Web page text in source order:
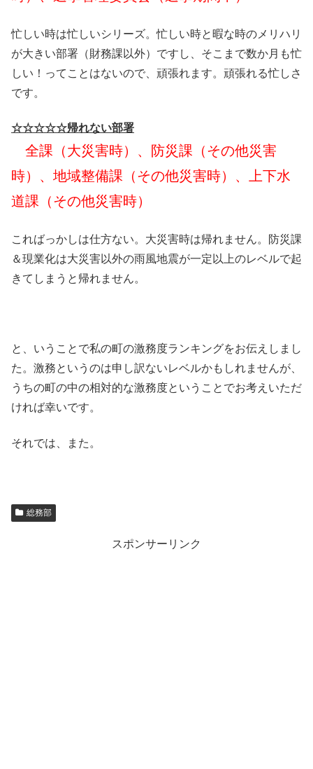
忙しい時は忙しいシリーズ。忙しい時と暇な時のメリハリ
が大きい部署（財務課以外）ですし、そこまで数か月も忙
しい！ってことはないので、頑張れます。頑張れる忙しさ
です。
☆☆☆☆☆帰れない部署
全課（大災害時）、防災課（その他災害
時）、地域整備課（その他災害時）、上下水
道課（その他災害時）
こればっかしは仕方ない。大災害時は帰れません。防災課
＆現業化は大災害以外の雨風地震が一定以上のレベルで起
きてしまうと帰れません。
と、いうことで私の町の激務度ランキングをお伝えしまし
た。激務というのは申し訳ないレベルかもしれませんが、
うちの町の中の相対的な激務度ということでお考えいただ
ければ幸いです。
それでは、また。
総務部
スポンサーリンク